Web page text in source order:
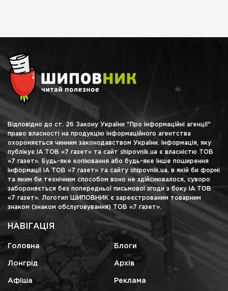
Відповідно до ст. 26 Закону України "Про інформаційні агенції"
право власності на продукцію інформаційного агентства
охороняється чинним законодавством України. Інформація, яку
публікує ІА ТОВ «7 газет» та сайт shipovnik.ua є власністю ТОВ
«7 газет». Будь-яке копіювання або будь-яке інше поширення
інформації ІА ТОВ «7 газет» та сайту shipovnik.ua, в якій би формі
та яким би технічним способом воно не здійснювалося, суворо
забороняється без попередньої письмової згоди з боку ІА ТОВ
«7 газет». Логотип ШИПОВНИК є зареєстрованим товарним
знаком (знаком обслуговування) ТОВ «7 газет».
НАВІГАЦІЯ
Головна Блоги
Лонгрід Архів
Афіша Реклама